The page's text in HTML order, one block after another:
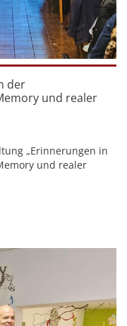
der
und realer
„Erinnerungen in
und realer